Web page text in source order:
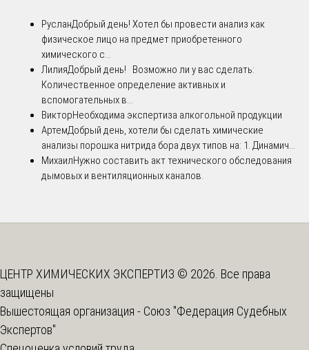
РусланДобрый день! Хотел бы провести анализ как
физическое лицо на предмет приобретенного
химического с...
ЛилияДобрый день! Возможно ли у вас сделать:
Количественное определение активных и
вспомогательных в...
ВикторНеобходима экспертиза алкогольной продукции
АртемДобрый день, хотели бы сделать химические
анализы порошка нитрида бора двух типов на: 1. Динамич...
МихаилНужно составить акт технического обследования
дымовых и вентиляционных каналов.
ЦЕНТР ХИМИЧЕСКИХ ЭКСПЕРТИЗ © 2026. Все права
защищены
Вышестоящая организация - Союз "Федерация Судебных
Экспертов"